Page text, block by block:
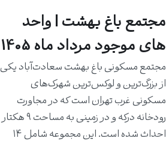
مجتمع باغ بهشت | واحد
های موجود مرداد ماه 1405
مجتمع مسکونی باغ بهشت سعادت‌آباد یکی
از بزرگ‌ترین و لوکس‌ترین شهرک‌های
مسکونی غرب تهران است که در مجاورت
رودخانه درکه و در زمینی به مساحت ۹ هکتار
احداث شده است. این مجموعه شامل ۱۴